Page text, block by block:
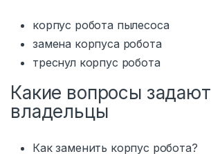
корпус робота пылесоса
замена корпуса робота
треснул корпус робота
Какие вопросы задают
владельцы
Как заменить корпус робота?